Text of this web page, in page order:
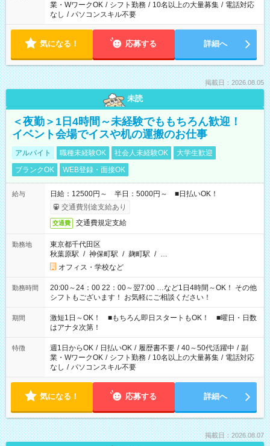
業・WワークOK / シフト勤務 / 10名以上の大量募集 / 電話対応
なし / パソコンスキル不要
気になる！ 応募する 詳細へ
掲載日：2026.08.05
未読
＜夜勤＞1日4時間～未経験でももちろん歓迎！
イベント会場でイスや机の運搬のお仕事
アルバイト 職種未経験OK 社会人未経験OK
大学生歓迎
ブランクOK
WEB登録・面接OK
給与
日給：12500円～ 半日：5000円～ ■日払いOK！
交通費別途支給あり
交通費 交通費規定支給
勤務地
東京都千代田区
秋葉原駅 / 神保町駅 / 麹町駅 / …
オフィス・学校など
勤務時間
20:00～24：00 22：00～翌7:00 …など1日4時間～OK！ その他
シフトもございます！ お気軽にご相談ください！
期間
激短1日～OK！ ■もちろん即日スタートもOK！ ■曜日・日数
はアナタ次第！
特徴 週1日からOK / 日払いOK / 履歴書不要 / 40～50代活躍中 / 副
業・WワークOK / シフト勤務 / 10名以上の大量募集 / 電話対応
なし / パソコンスキル不要
気になる！ 応募する 詳細へ
掲載日：2026.08.07